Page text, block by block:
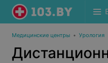
Медицинские центры • Урология